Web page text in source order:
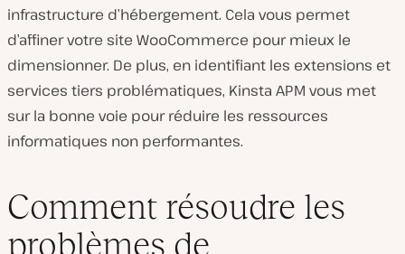
infrastructure d’hébergement. Cela vous permet
d’affiner votre site WooCommerce pour mieux le
dimensionner. De plus, en identifiant les extensions et
services tiers problématiques, Kinsta APM vous met
sur la bonne voie pour réduire les ressources
informatiques non performantes.
Comment résoudre les
problèmes de